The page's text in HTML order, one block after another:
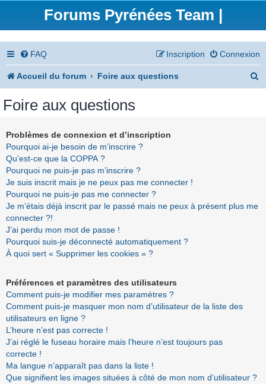
Forums Pyrénées Team |
FAQ Connexion
Inscription
Accueil du forum Foire aux questions
Foire aux questions
Problèmes de connexion et d’inscription
Pourquoi ai-je besoin de m’inscrire ?
Qu’est-ce que la COPPA ?
Pourquoi ne puis-je pas m’inscrire ?
Je suis inscrit mais je ne peux pas me connecter !
Pourquoi ne puis-je pas me connecter ?
Je m’étais déjà inscrit par le passé mais ne peux à présent plus me
connecter ?!
J’ai perdu mon mot de passe !
Pourquoi suis-je déconnecté automatiquement ?
À quoi sert « Supprimer les cookies » ?
Préférences et paramètres des utilisateurs
Comment puis-je modifier mes paramètres ?
Comment puis-je masquer mon nom d’utilisateur de la liste des
utilisateurs en ligne ?
L’heure n’est pas correcte !
J’ai réglé le fuseau horaire mais l’heure n’est toujours pas
correcte !
Ma langue n’apparaît pas dans la liste !
Que signifient les images situées à côté de mon nom d’utilisateur ?